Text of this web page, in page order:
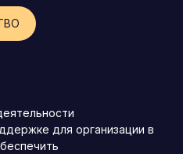
для организации в